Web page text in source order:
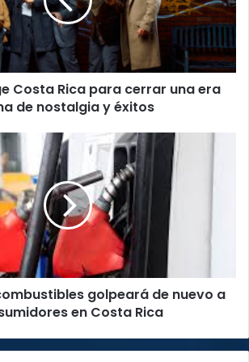
Costa Rica para cerrar una era
de nostalgia y éxitos
golpeará de nuevo a
en Costa Rica